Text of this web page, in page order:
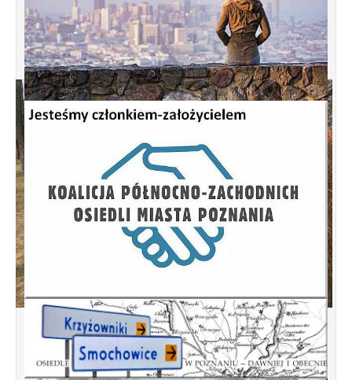
Projekt Kompleksu Rekreacyjnego w
rejonie ulic Lubowska, Brodnicka,
Maszewska, Myśliborska